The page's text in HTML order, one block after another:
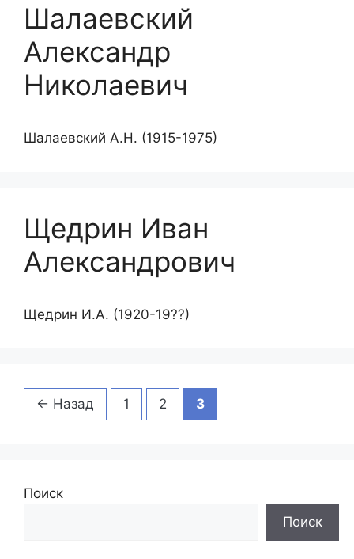
Шалаевский
Александр
Николаевич
Шалаевский А.Н. (1915-1975)
Щедрин Иван
Александрович
Щедрин И.А. (1920-19??)
← Назад Страница
1 Страница
2 Страница
3
Поиск
Поиск